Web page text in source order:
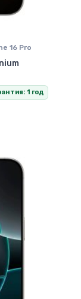
16 Pro
16 Pro
1 год